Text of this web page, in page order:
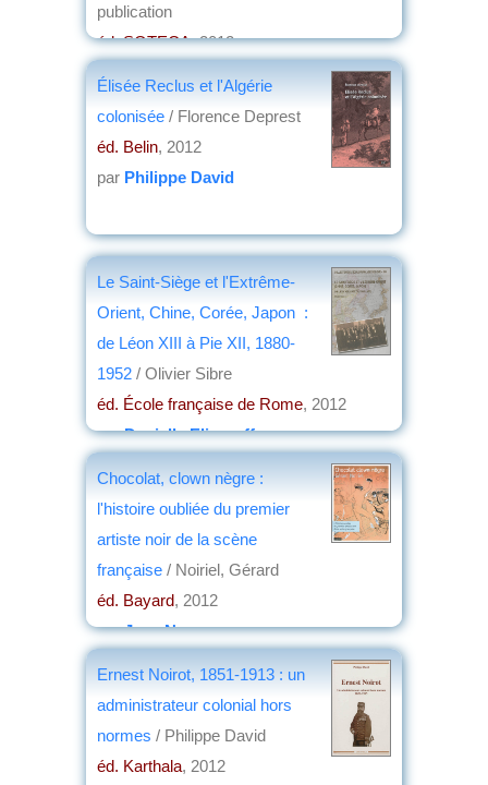
publication
éd. SOTECA, 2012
par
Élisée Reclus et l'Algérie
colonisée / Florence Deprest
éd. Belin, 2012
par Philippe David
Le Saint-Siège et l'Extrême-
Orient, Chine, Corée, Japon :
de Léon XIII à Pie XII, 1880-
1952 / Olivier Sibre
éd. École française de Rome, 2012
parDanielle Elisseeff
Chocolat, clown nègre :
l'histoire oubliée du premier
artiste noir de la scène
française / Noiriel, Gérard
éd. Bayard, 2012
parJean Nemo
Ernest Noirot, 1851-1913 : un
administrateur colonial hors
normes / Philippe David
éd. Karthala, 2012